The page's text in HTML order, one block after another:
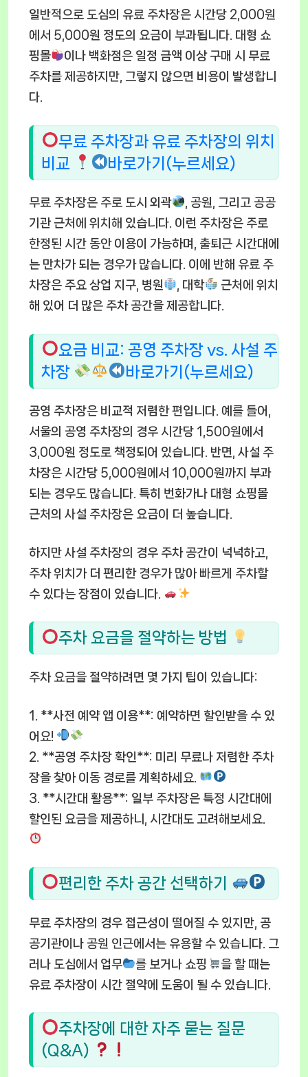
일반적으로 도심의 유료 주차장은 시간당 2,000원
에서 5,000원 정도의 요금이 부과됩니다. 대형 쇼
핑몰
이나 백화점은 일정 금액 이상 구매 시 무료
주차를 제공하지만, 그렇지 않으면 비용이 발생합니
다.
무료 주차장과 유료 주차장의 위치
비교
바로가기(누르세요)
무료 주차장은 주로 도시 외곽
, 공원, 그리고 공공
기관 근처에 위치해 있습니다. 이런 주차장은 주로
한정된 시간 동안 이용이 가능하며, 출퇴근 시간대에
는 만차가 되는 경우가 많습니다. 이에 반해 유료 주
차장은 주요 상업 지구, 병원
, 대학
근처에 위치
해 있어 더 많은 주차 공간을 제공합니다.
요금 비교: 공영 주차장 vs. 사설 주
차장
바로가기(누르세요)
공영 주차장은 비교적 저렴한 편입니다. 예를 들어,
서울의 공영 주차장의 경우 시간당 1,500원에서
3,000원 정도로 책정되어 있습니다. 반면, 사설 주
차장은 시간당 5,000원에서 10,000원까지 부과
되는 경우도 많습니다. 특히 번화가나 대형 쇼핑몰
근처의 사설 주차장은 요금이 더 높습니다.
하지만 사설 주차장의 경우 주차 공간이 넉넉하고,
주차 위치가 더 편리한 경우가 많아 빠르게 주차할
수 있다는 장점이 있습니다.
주차 요금을 절약하는 방법
주차 요금을 절약하려면 몇 가지 팁이 있습니다:
1. **사전 예약 앱 이용**: 예약하면 할인받을 수 있
어요!
2. **공영 주차장 확인**: 미리 무료나 저렴한 주차
장을 찾아 이동 경로를 계획하세요.
3. **시간대 활용**: 일부 주차장은 특정 시간대에
할인된 요금을 제공하니, 시간대도 고려해보세요.
편리한 주차 공간 선택하기
무료 주차장의 경우 접근성이 떨어질 수 있지만, 공
공기관이나 공원 인근에서는 유용할 수 있습니다. 그
러나 도심에서 업무
를 보거나 쇼핑
을 할 때는
유료 주차장이 시간 절약에 도움이 될 수 있습니다.
주차장에 대한 자주 묻는 질문
(Q&A)